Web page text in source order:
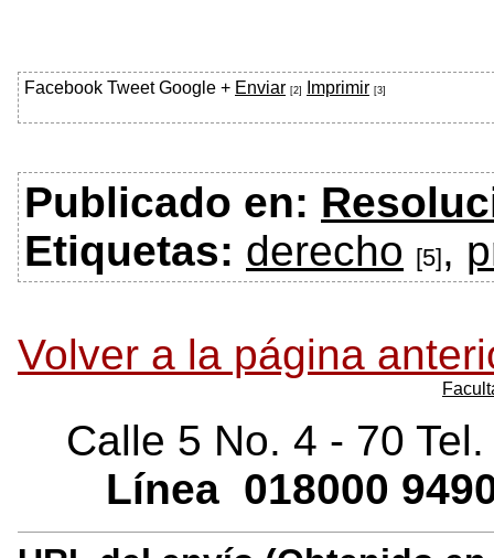
Facebook Tweet Google + Enviar [2] Imprimir [3]
Publicado en:
Etiquetas: derecho [5],
Volver a la página
Calle 5 No. 4 - 70
Línea 018000